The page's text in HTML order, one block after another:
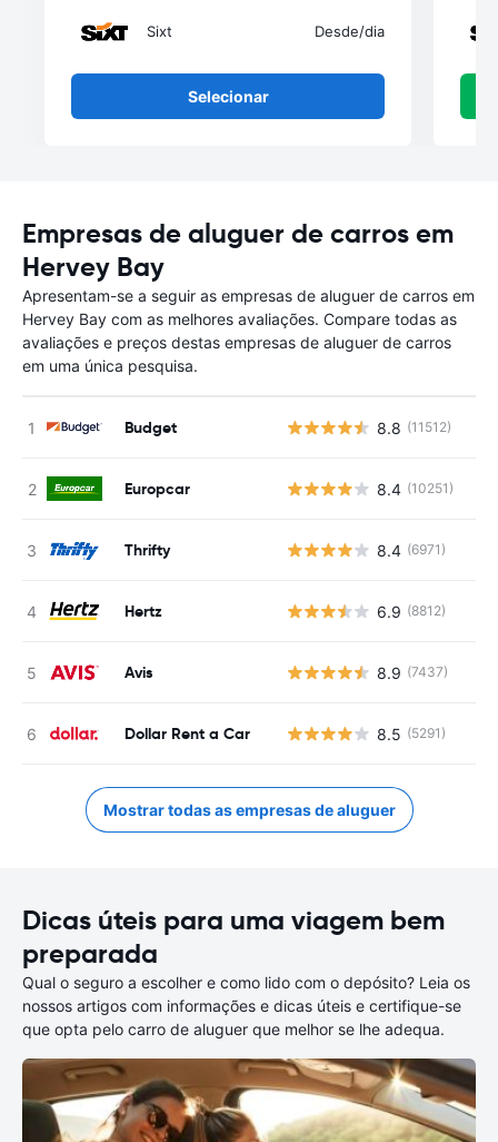
Sixt Desde/dia
Selecionar
Empresas de aluguer de carros em
Hervey Bay
Apresentam-se a seguir as empresas de aluguer de carros em
Hervey Bay com as melhores avaliações. Compare todas as
avaliações e preços destas empresas de aluguer de carros
em uma única pesquisa.
Budget 8.8 (11512)
Europcar 8.4 (10251)
Thrifty 8.4 (6971)
Hertz 6.9 (8812)
Avis 8.9 (7437)
Dollar Rent a Car 8.5 (5291)
Mostrar todas as empresas de aluguer
Dicas úteis para uma viagem bem
preparada
Qual o seguro a escolher e como lido com o depósito? Leia os
nossos artigos com informações e dicas úteis e certifique-se
que opta pelo carro de aluguer que melhor se lhe adequa.